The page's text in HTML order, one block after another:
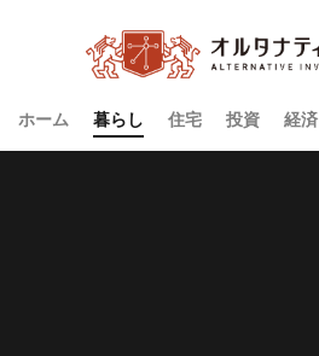
ホーム 暮らし 住宅 投資 経済